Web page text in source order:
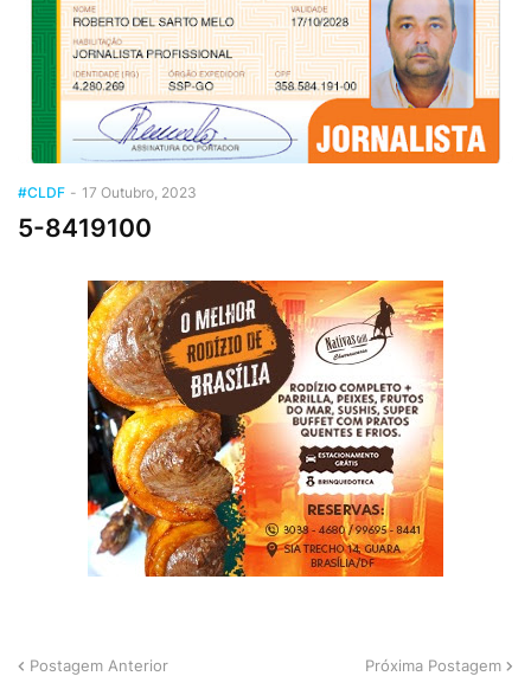
#CLDF - 17 Outubro, 2023
5-8419100
Postagem Anterior Próxima Postagem